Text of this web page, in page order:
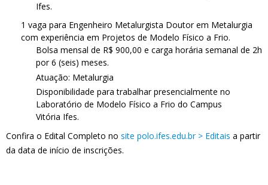
Ifes.
1 vaga para Engenheiro Metalurgista Doutor em Metalurgia
com experiência em Projetos de Modelo Físico a Frio.
Bolsa mensal de R$ 900,00 e carga horária semanal de 2h
por 6 (seis) meses.
Atuação: Metalurgia
Disponibilidade para trabalhar presencialmente no
Laboratório de Modelo Físico a Frio do Campus
Vitória Ifes.
Confira o Edital Completo no site polo.ifes.edu.br > Editais a partir
da data de início de inscrições.